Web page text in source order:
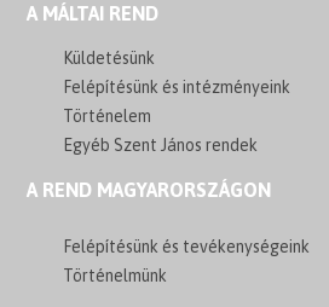
A MÁLTAI REND
Küldetésünk
Felépítésünk és intézményeink
Történelem
Egyéb Szent János rendek
A REND MAGYARORSZÁGON
Felépítésünk és tevékenységeink
Történelmünk